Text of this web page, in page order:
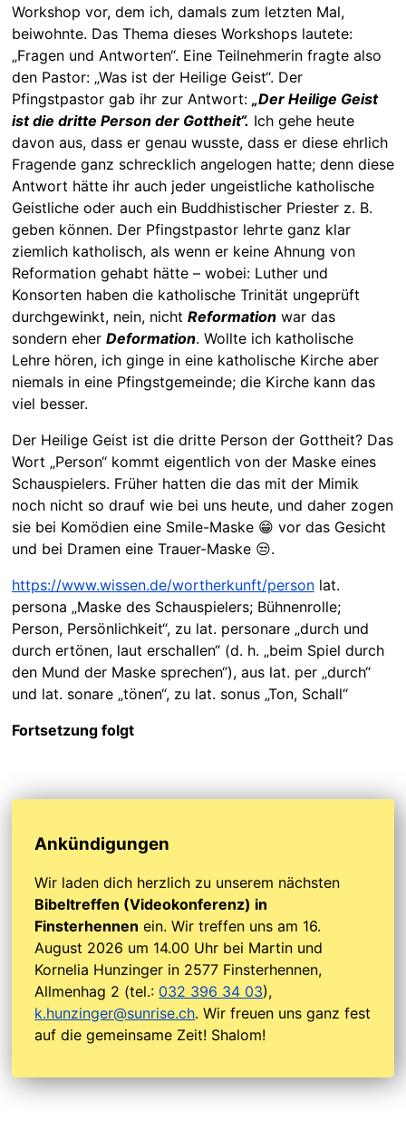
Workshop vor, dem ich, damals zum letzten Mal,
beiwohnte. Das Thema dieses Workshops lautete:
„Fragen und Antworten“. Eine Teilnehmerin fragte also
den Pastor: „Was ist der Heilige Geist“. Der
Pfingstpastor gab ihr zur Antwort: „Der Heilige Geist
ist die dritte Person der Gottheit“. Ich gehe heute
davon aus, dass er genau wusste, dass er diese ehrlich
Fragende ganz schrecklich angelogen hatte; denn diese
Antwort hätte ihr auch jeder ungeistliche katholische
Geistliche oder auch ein Buddhistischer Priester z. B.
geben können. Der Pfingstpastor lehrte ganz klar
ziemlich katholisch, als wenn er keine Ahnung von
Reformation gehabt hätte – wobei: Luther und
Konsorten haben die katholische Trinität ungeprüft
durchgewinkt, nein, nicht Reformationwar das
sondern eher Deformation. Wollte ich katholische
Lehre hören, ich ginge in eine katholische Kirche aber
niemals in eine Pfingstgemeinde; die Kirche kann das
viel besser.
Der Heilige Geist ist die dritte Person der Gottheit? Das
Wort „Person“ kommt eigentlich von der Maske eines
Schauspielers. Früher hatten die das mit der Mimik
noch nicht so drauf wie bei uns heute, und daher zogen
sie bei Komödien eine Smile-Maske 😁 vor das Gesicht
und bei Dramen eine Trauer-Maske 😒.
https://www.wissen.de/wortherkunft/personlat.
persona „Maske des Schauspielers; Bühnenrolle;
Person, Persönlichkeit“, zu lat. personare „durch und
durch ertönen, laut erschallen“ (d. h. „beim Spiel durch
den Mund der Maske sprechen“), aus lat. per „durch“
und lat. sonare „tönen“, zu lat. sonus „Ton, Schall“
Fortsetzung folgt
Ankündigungen
Wir laden dich herzlich zu unserem nächsten
Bibeltreffen (Videokonferenz) in
Finsterhennen ein. Wir treffen uns am 16.
August 2026 um 14.00 Uhr bei Martin und
Kornelia Hunzinger in 2577 Finsterhennen,
Allmenhag 2 (tel.: 032 396 34 03),
k.hunzinger@sunrise.ch. Wir freuen uns ganz fest
auf die gemeinsame Zeit! Shalom!